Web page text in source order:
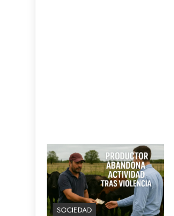
SOCIEDAD